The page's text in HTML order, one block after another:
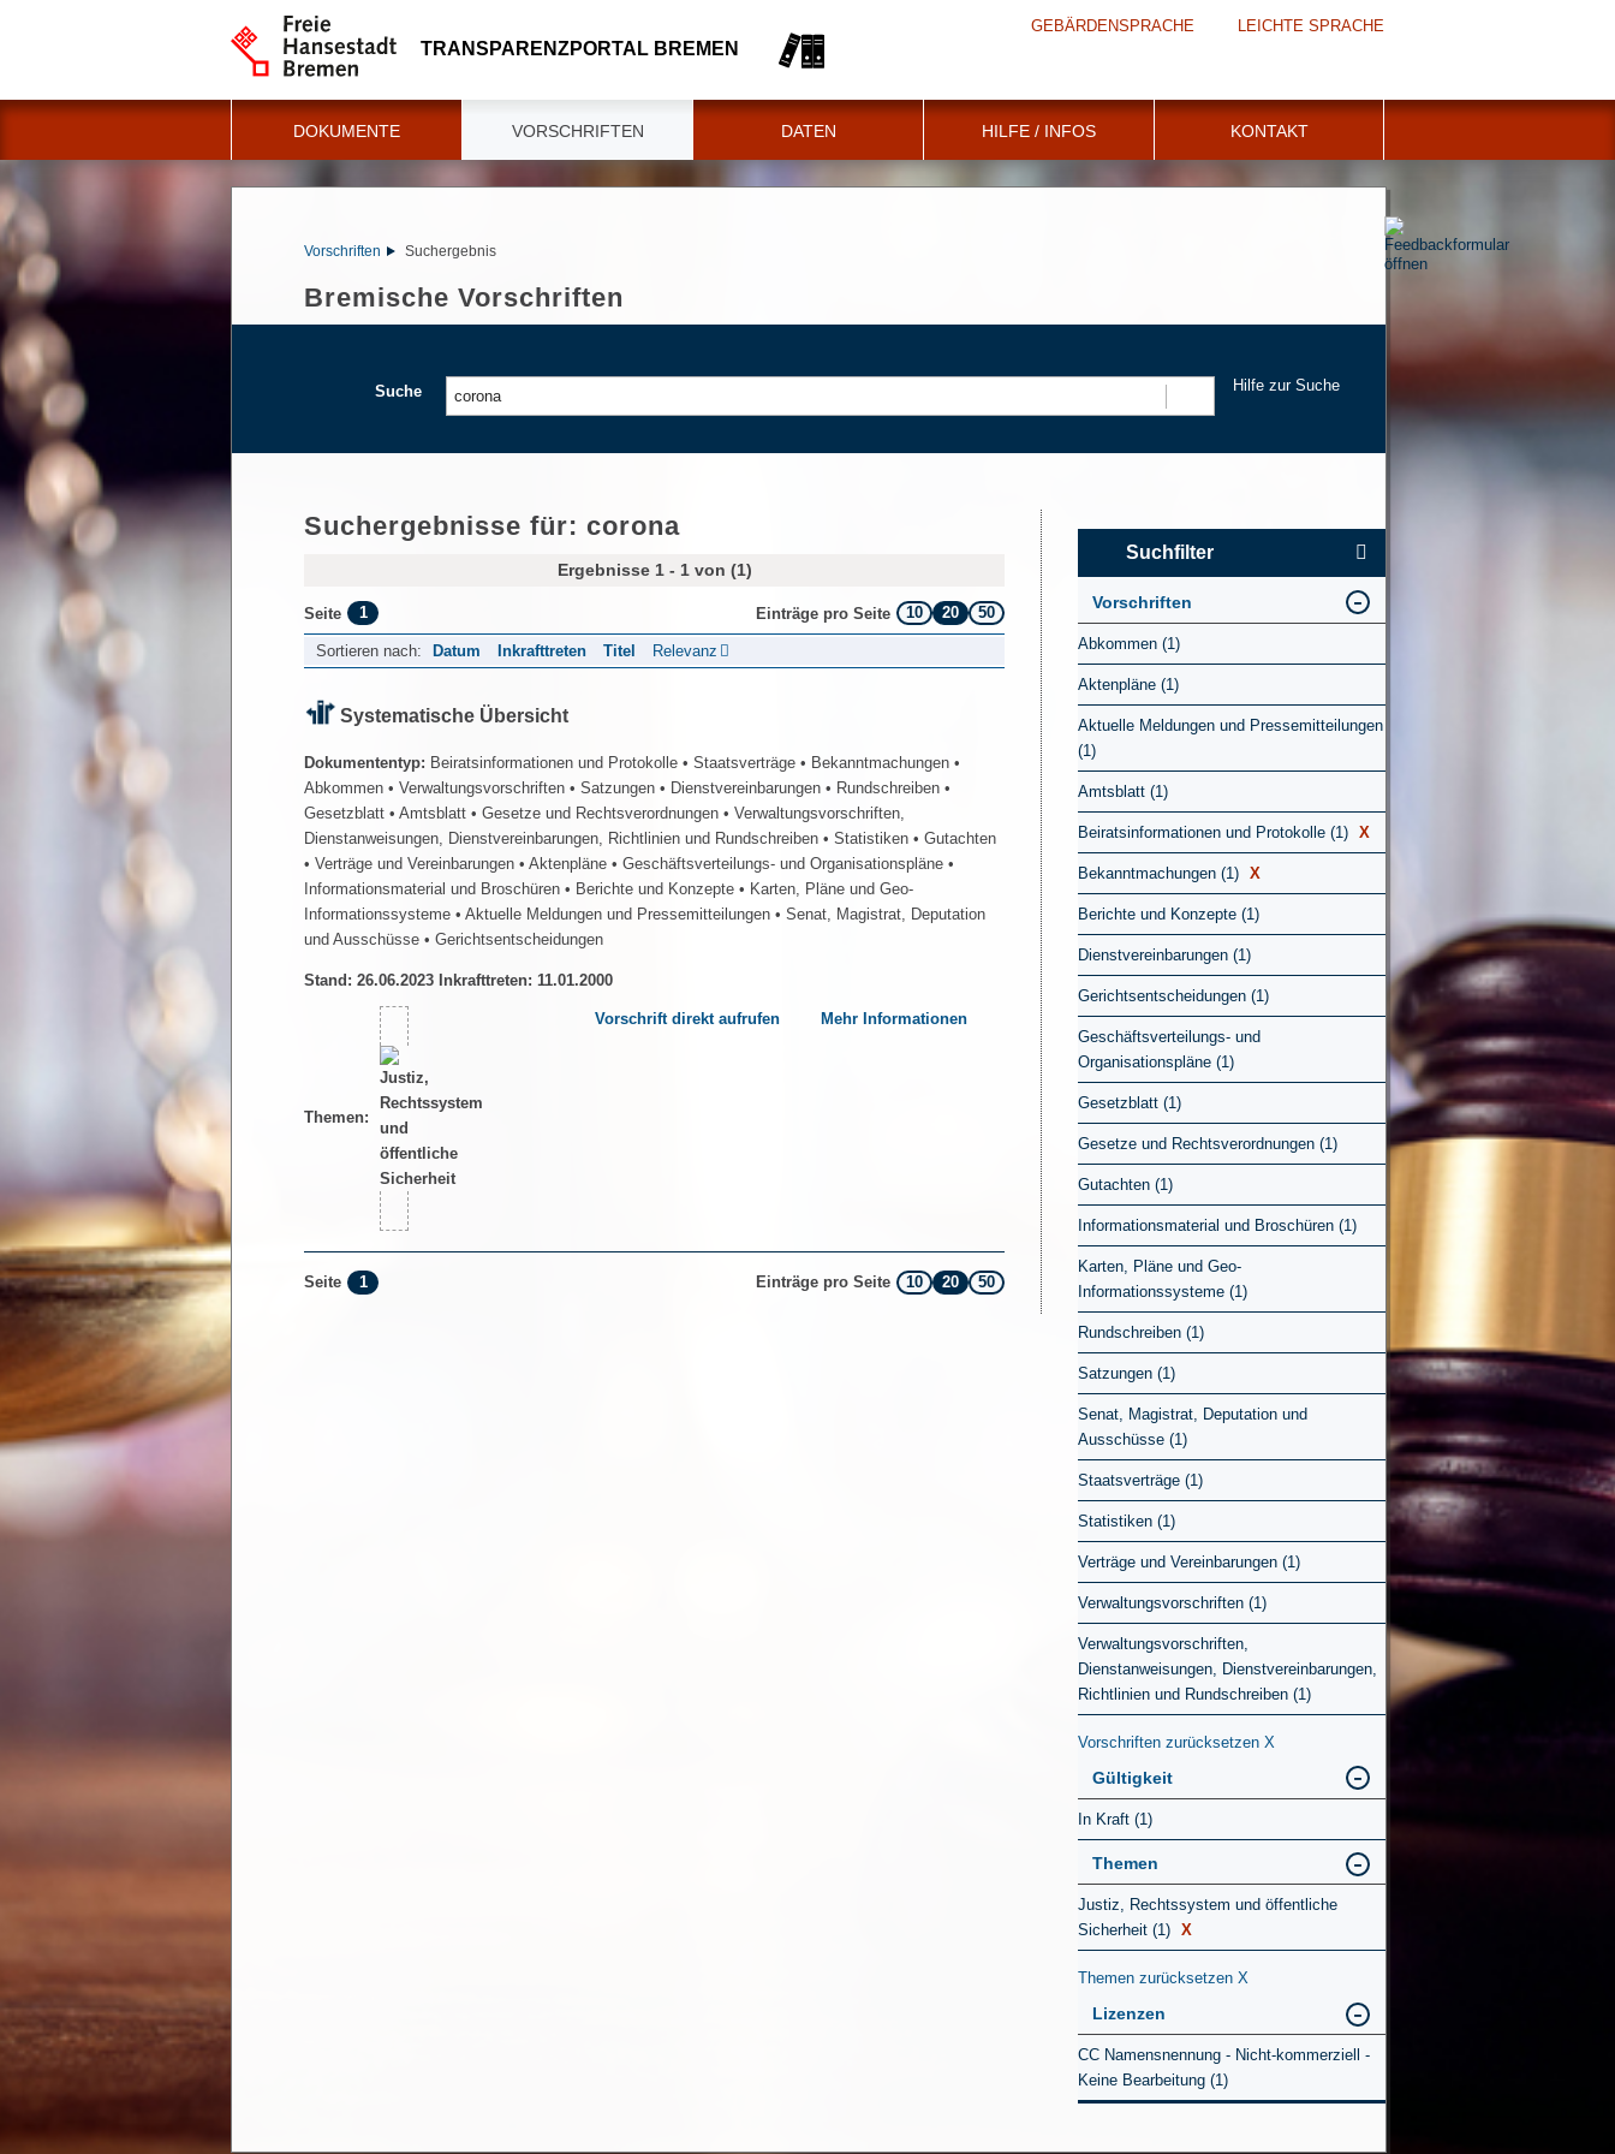
TRANSPARENZPORTAL BREMEN
GEBÄRDENSPRACHE LEICHTE SPRACHE
DOKUMENTE VORSCHRIFTEN DATEN HILFE / INFOS KONTAKT
Vorschriften Suchergebnis
Bremische Vorschriften
Suche
Hilfe zur Suche
Suchergebnisse für: corona
Ergebnisse 1 - 1 von (1)
Seite 1 Einträge pro Seite 10 20 50
Sortieren nach: Datum Inkrafttreten Titel Relevanz
Systematische Übersicht
Dokumententyp: Beiratsinformationen und Protokolle • Staatsverträge • Bekanntmachungen •
Abkommen • Verwaltungsvorschriften • Satzungen • Dienstvereinbarungen • Rundschreiben •
Gesetzblatt • Amtsblatt • Gesetze und Rechtsverordnungen • Verwaltungsvorschriften,
Dienstanweisungen, Dienstvereinbarungen, Richtlinien und Rundschreiben • Statistiken • Gutachten
• Verträge und Vereinbarungen • Aktenpläne • Geschäftsverteilungs- und Organisationspläne •
Informationsmaterial und Broschüren • Berichte und Konzepte • Karten, Pläne und Geo-
Informationssysteme • Aktuelle Meldungen und Pressemitteilungen • Senat, Magistrat, Deputation
und Ausschüsse • Gerichtsentscheidungen
Stand: 26.06.2023 Inkrafttreten: 11.01.2000
Themen:
Vorschrift direkt aufrufen Mehr Informationen
Seite 1 Einträge pro Seite 10 20 50
Suchfilter
Vorschriften
Abkommen (1)
Aktenpläne (1)
Aktuelle Meldungen und Pressemitteilungen
(1)
Amtsblatt (1)
Beiratsinformationen und Protokolle (1) X
Bekanntmachungen (1) X
Berichte und Konzepte (1)
Dienstvereinbarungen (1)
Gerichtsentscheidungen (1)
Geschäftsverteilungs- und
Organisationspläne (1)
Gesetzblatt (1)
Gesetze und Rechtsverordnungen (1)
Gutachten (1)
Informationsmaterial und Broschüren (1)
Karten, Pläne und Geo-
Informationssysteme (1)
Rundschreiben (1)
Satzungen (1)
Senat, Magistrat, Deputation und
Ausschüsse (1)
Staatsverträge (1)
Statistiken (1)
Verträge und Vereinbarungen (1)
Verwaltungsvorschriften (1)
Verwaltungsvorschriften,
Dienstanweisungen, Dienstvereinbarungen,
Richtlinien und Rundschreiben (1)
Vorschriften zurücksetzen X
Gültigkeit
In Kraft (1)
Themen
Justiz, Rechtssystem und öffentliche
Sicherheit (1) X
Themen zurücksetzen X
Lizenzen
CC Namensnennung - Nicht-kommerziell -
Keine Bearbeitung (1)